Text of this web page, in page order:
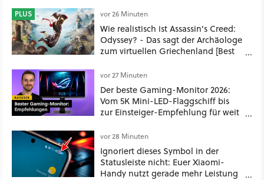
PLUS vor 26 Minuten
Wie realistisch ist Assassin's Creed:
Odyssey? - Das sagt der Archäologe
zum virtuellen Griechenland [Best
vor 27 Minuten
Der beste Gaming-Monitor 2026:
Vom 5K Mini-LED-Flaggschiff bis
zur Einsteiger-Empfehlung für weit
vor 28 Minuten
Ignoriert dieses Symbol in der
Statusleiste nicht: Euer Xiaomi-
Handy nutzt gerade mehr Leistung